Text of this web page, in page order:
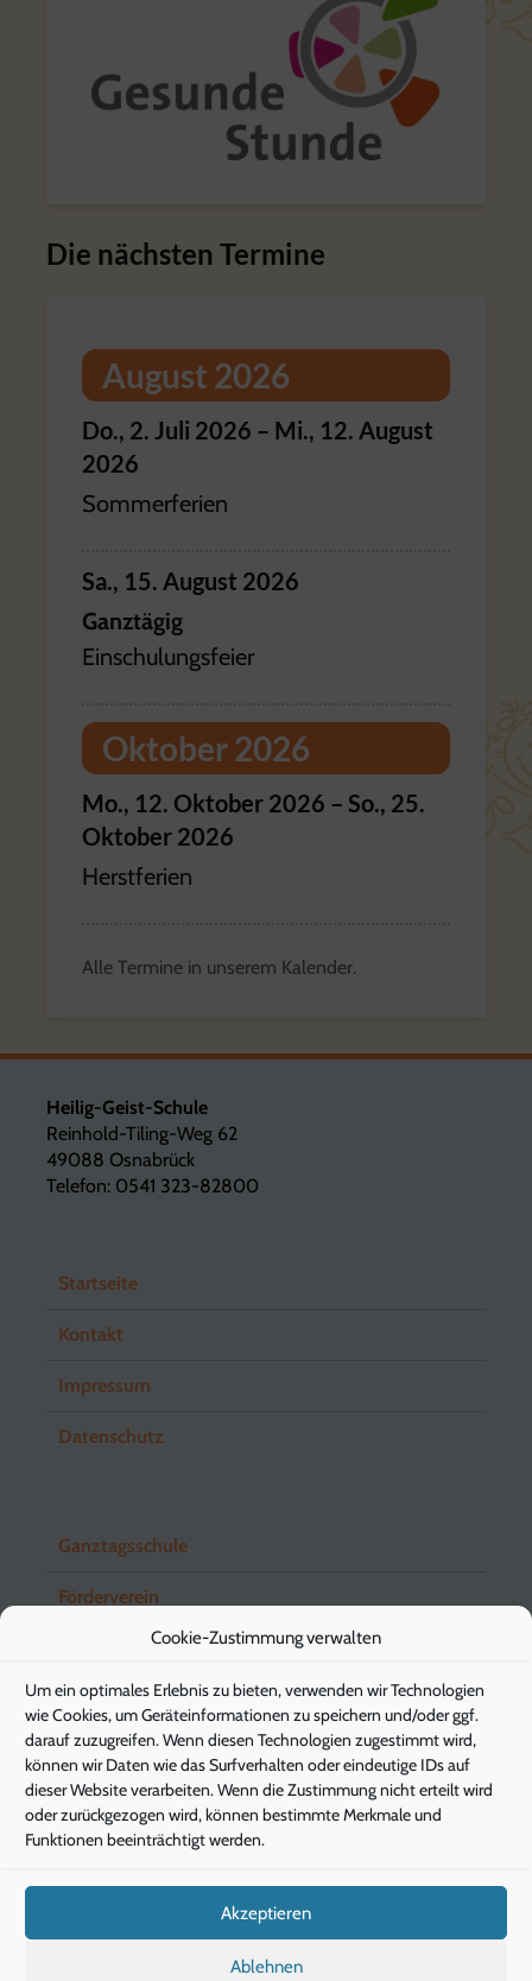
Cookie-Zustimmung verwalten
Um ein optimales Erlebnis zu bieten, verwenden wir Technologien
wie Cookies, um Geräteinformationen zu speichern und/oder ggf.
darauf zuzugreifen. Wenn diesen Technologien zugestimmt wird,
können wir Daten wie das Surfverhalten oder eindeutige IDs auf
dieser Website verarbeiten. Wenn die Zustimmung nicht erteilt wird
oder zurückgezogen wird, können bestimmte Merkmale und
Funktionen beeinträchtigt werden.
Akzeptieren
Ablehnen
Die nächsten Termine
August 2026
Do., 2. Juli 2026 – Mi., 12. August
2026
Sommerferien
Sa., 15. August 2026
Ganztägig
Einschulungsfeier
Oktober 2026
Mo., 12. Oktober 2026 – So., 25.
Oktober 2026
Herstferien
Alle Termine in unserem Kalender.
Heilig-Geist-Schule
Reinhold-Tiling-Weg 62
49088 Osnabrück
Telefon: 0541 323-82800
Startseite
Kontakt
Impressum
Datenschutz
Ganztagsschule
Förderverein
Schuleingangsstufe
Elternbriefe
Pädagogische Energieberatung
Die Gesunde Stunde